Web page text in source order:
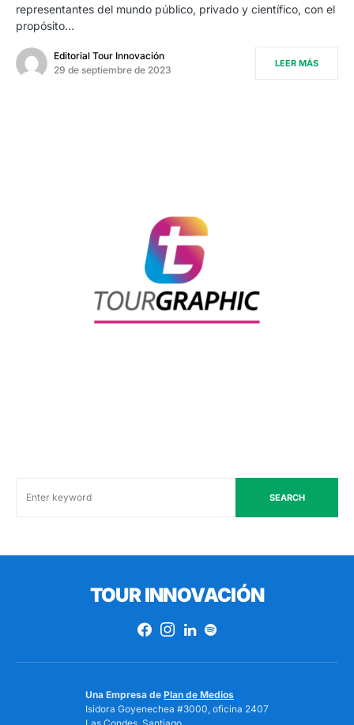
representantes del mundo público, privado y científico, con el
propósito…
Editorial Tour Innovación
29 de septiembre de 2023
LEER MÁS
SEARCH
TOUR INNOVACIÓN
Una Empresa de Plan de Medios
Isidora Goyenechea #3000, oficina 2407